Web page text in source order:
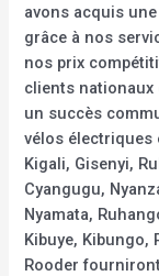
avons acquis
grâce à nos
nos prix
clients nationaux
un succès
vélos
Kigali, Gisenyi,
Cyangugu,
Nyamata,
Kibuye, Kibungo,
Rooder